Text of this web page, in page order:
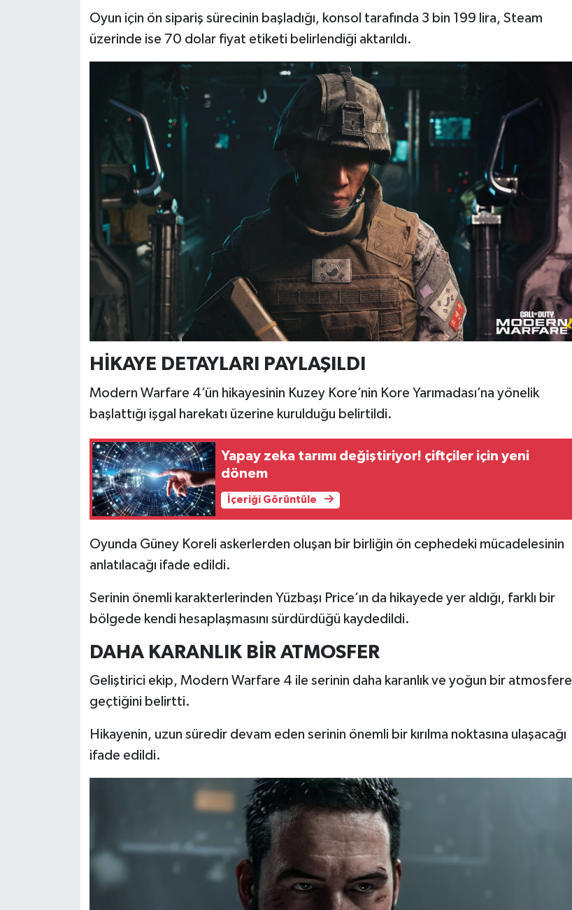
Oyun için ön sipariş sürecinin başladığı, konsol tarafında 3 bin 199 lira, Steam
üzerinde ise 70 dolar fiyat etiketi belirlendiği aktarıldı.
HİKAYE DETAYLARI PAYLAŞILDI
Modern Warfare 4’ün hikayesinin Kuzey Kore’nin Kore Yarımadası’na yönelik
başlattığı işgal harekatı üzerine kurulduğu belirtildi.
Yapay zeka tarımı değiştiriyor! çiftçiler için yeni
dönem
İçeriği Görüntüle
Oyunda Güney Koreli askerlerden oluşan bir birliğin ön cephedeki mücadelesinin
anlatılacağı ifade edildi.
Serinin önemli karakterlerinden Yüzbaşı Price’ın da hikayede yer aldığı, farklı bir
bölgede kendi hesaplaşmasını sürdürdüğü kaydedildi.
DAHA KARANLIK BİR ATMOSFER
Geliştirici ekip, Modern Warfare 4 ile serinin daha karanlık ve yoğun bir atmosfere
geçtiğini belirtti.
Hikayenin, uzun süredir devam eden serinin önemli bir kırılma noktasına ulaşacağı
ifade edildi.
Rüya Tabirleri
Yemek Tarifleri